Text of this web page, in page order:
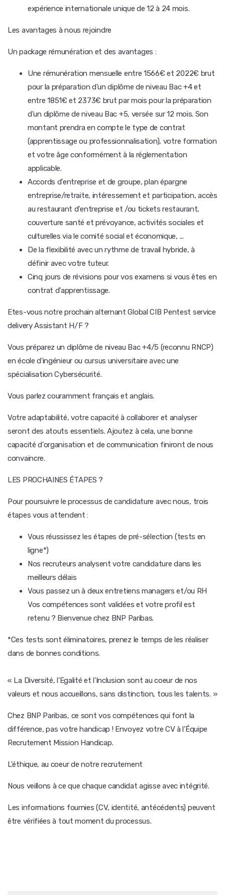
expérience internationale unique de 12 à 24 mois.
Les avantages à nous rejoindre
Un package rémunération et des avantages :
Une rémunération mensuelle entre 1566€ et 2022€ brut
pour la préparation d'un diplôme de niveau Bac +4 et
entre 1851€ et 2373€ brut par mois pour la préparation
d'un diplôme de niveau Bac +5, versée sur 12 mois. Son
montant prendra en compte le type de contrat
(apprentissage ou professionnalisation), votre formation
et votre âge conformément à la réglementation
applicable.
Accords d'entreprise et de groupe, plan épargne
entreprise/retraite, intéressement et participation, accès
au restaurant d'entreprise et /ou tickets restaurant,
couverture santé et prévoyance, activités sociales et
culturelles via le comité social et économique, ...
De la flexibilité avec un rythme de travail hybride, à
définir avec votre tuteur.
Cinq jours de révisions pour vos examens si vous êtes en
contrat d'apprentissage.
Etes-vous notre prochain alternant Global CIB Pentest service
delivery Assistant H/F ?
Vous préparez un diplôme de niveau Bac +4/5 (reconnu RNCP)
en école d'ingénieur ou cursus universitaire avec une
spécialisation Cybersécurité.
Vous parlez couramment français et anglais.
Votre adaptabilité, votre capacité à collaborer et analyser
seront des atouts essentiels. Ajoutez à cela, une bonne
capacité d'organisation et de communication finiront de nous
convaincre.
LES PROCHAINES ÉTAPES ?
Pour poursuivre le processus de candidature avec nous, trois
étapes vous attendent :
Vous réussissez les étapes de pré-sélection (tests en
ligne*)
Nos recruteurs analysent votre candidature dans les
meilleurs délais
Vous passez un à deux entretiens managers et/ou RH
Vos compétences sont validées et votre profil est
retenu ? Bienvenue chez BNP Paribas.
*Ces tests sont éliminatoires, prenez le temps de les réaliser
dans de bonnes conditions.
« La Diversité, l'Egalité et l'Inclusion sont au coeur de nos
valeurs et nous accueillons, sans distinction, tous les talents. »
Chez BNP Paribas, ce sont vos compétences qui font la
différence, pas votre handicap ! Envoyez votre CV à l'Équipe
Recrutement Mission Handicap.
L'éthique, au coeur de notre recrutement
Nous veillons à ce que chaque candidat agisse avec intégrité.
Les informations fournies (CV, identité, antécédents) peuvent
être vérifiées à tout moment du processus.